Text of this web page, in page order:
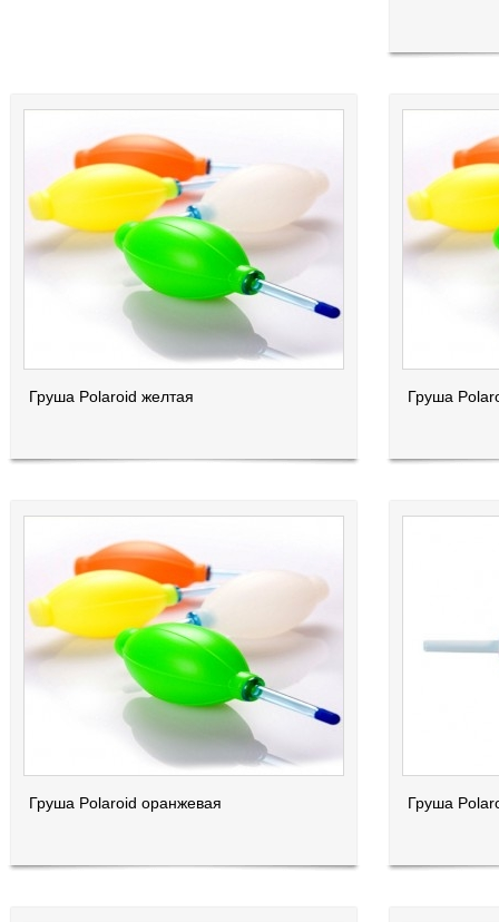
Груша Polaroid желтая Груша
Груша Polaroid оранжевая Груша